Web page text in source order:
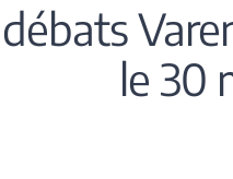
le 30